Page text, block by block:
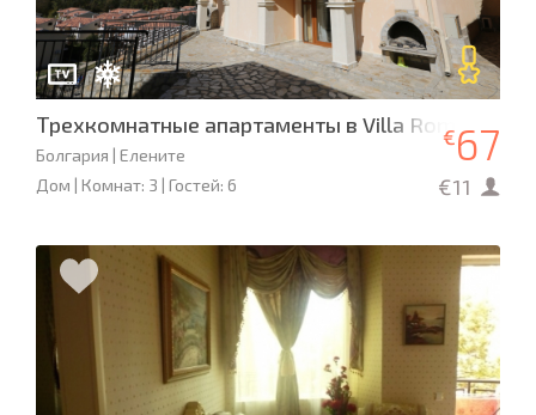
Трехкомнатные апартаменты в Villa Romana
Болгария | Елените
Дом | Комнат: 3 | Гостей: 6
€67
€11